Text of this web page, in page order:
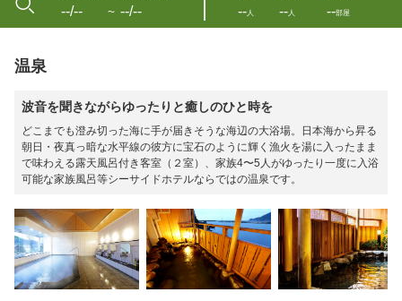
--/-- 〜 --/-- --人 --人 --部屋
温泉
波音を聞きながらゆったりと癒しのひと時を
どこまでも澄み切った海に手が届きそうな海辺の大浴場。日本海から昇る
朝日・夜真っ暗な水平線の彼方に宝石のように輝く漁火を湯に入ったまま
で味わえる露天風呂付き客室（２室）、家族4〜5人がゆったり一度に入浴
可能な家族風呂等シーサイドホテルならではの温泉です。